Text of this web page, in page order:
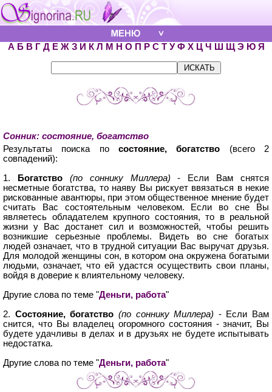
А Б В Г Д Е Ж З И К Л М Н О П Р С Т У Ф Х Ц Ч Ш Щ Э Ю Я
Сонник: состояние, богатство
Результаты поиска по состояние, богатство (всего 2
совпадений):
1.
Богатство (по соннику Миллера) - Если Вам снятся
несметные богатства, то наяву Вы рискует ввязаться в некие
рискованные авантюры, при этом общественное мнение будет
считать Вас состоятельным человеком. Если во сне Вы
являетесь обладателем крупного состояния, то в реальной
жизни у Вас достанет сил и возможностей, чтобы решить
возникшие серьезные проблемы. Видеть во сне богатых
людей означает, что в трудной ситуации Вас выручат друзья.
Для молодой женщины сон, в котором она окружена богатыми
людьми, означает, что ей удастся осуществить свои планы,
войдя в доверие к влиятельному человеку.
Другие слова по теме "Деньги, работа"
2. Состояние, богатство (по соннику Миллера) - Если Вам
снится, что Вы владелец огоромного состояния - значит, Вы
будете удачливы в делах и в друзьях не будете испытывать
недостатка.
Другие слова по теме "Деньги, работа"